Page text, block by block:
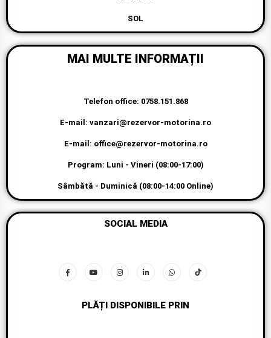
SOL
MAI MULTE INFORMAȚII
Telefon office: 0758.151.868
E-mail: vanzari@rezervor-motorina.ro
E-mail: office@rezervor-motorina.ro
Program: Luni - Vineri (08:00-17:00)
Sâmbătă - Duminică (08:00-14:00 Online)
SOCIAL MEDIA
PLĂȚI DISPONIBILE PRIN